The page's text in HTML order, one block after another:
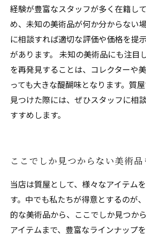
経験が豊富なスタッフが多く在籍し
め、未知の美術品が何か分からない
に相談すれば適切な評価や価格を提
があります。 未知の美術品にも注目
を再発見することは、コレクターや
っても大きな醍醐味となります。質
見つけた際には、ぜひスタッフに相
すすめします。
ここでしか見つからない美術品
当店は質屋として、様々なアイテム
す。中でも私たちが得意とするのが
的な美術品から、ここでしか見つか
アイテムまで、豊富なラインナップ